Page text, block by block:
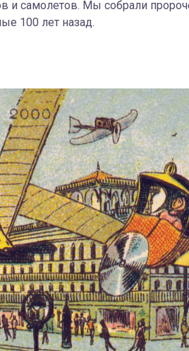
и самолетов. Мы собрали
100 лет назад.